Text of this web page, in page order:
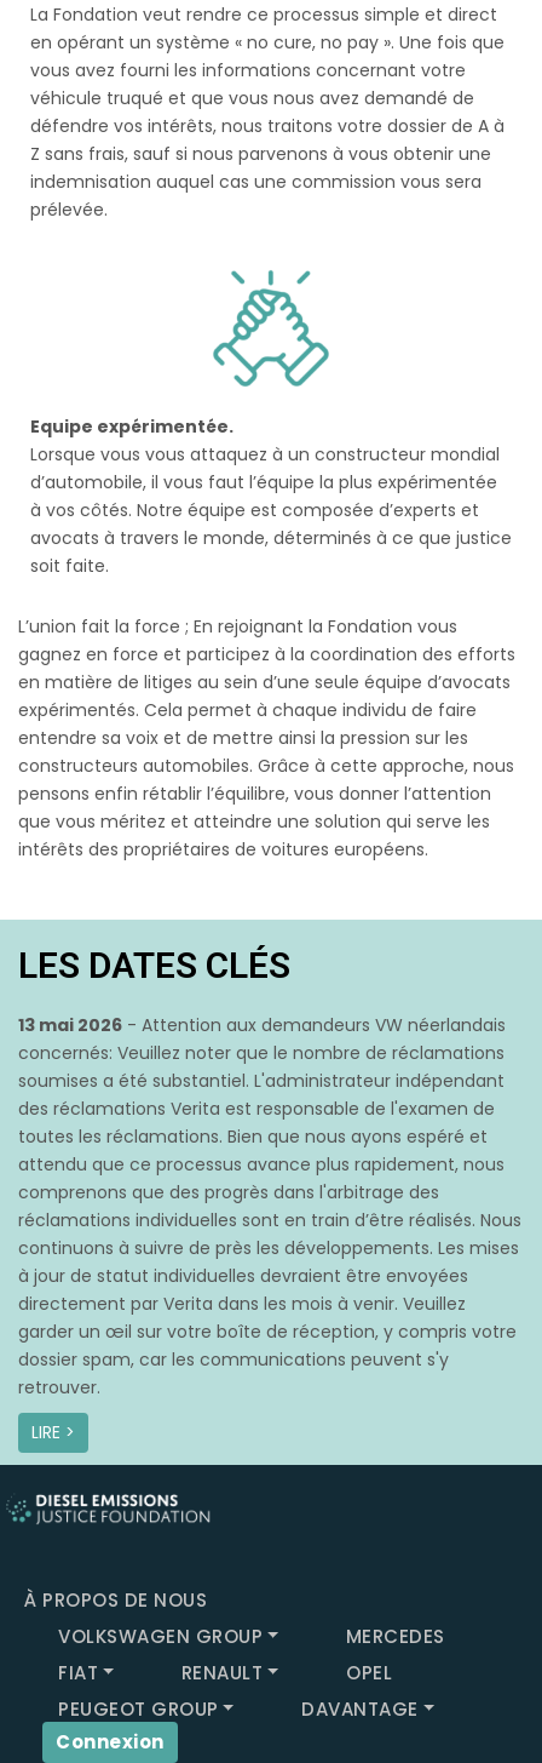
La Fondation veut rendre ce processus simple et direct
en opérant un système « no cure, no pay ». Une fois que
vous avez fourni les informations concernant votre
véhicule truqué et que vous nous avez demandé de
défendre vos intérêts, nous traitons votre dossier de A à
Z sans frais, sauf si nous parvenons à vous obtenir une
indemnisation auquel cas une commission vous sera
prélevée.
Equipe expérimentée.
Lorsque vous vous attaquez à un constructeur mondial
d’automobile, il vous faut l’équipe la plus expérimentée
à vos côtés. Notre équipe est composée d’experts et
avocats à travers le monde, déterminés à ce que justice
soit faite.
L’union fait la force ; En rejoignant la Fondation vous
gagnez en force et participez à la coordination des efforts
en matière de litiges au sein d’une seule équipe d’avocats
expérimentés. Cela permet à chaque individu de faire
entendre sa voix et de mettre ainsi la pression sur les
constructeurs automobiles. Grâce à cette approche, nous
pensons enfin rétablir l’équilibre, vous donner l’attention
que vous méritez et atteindre une solution qui serve les
intérêts des propriétaires de voitures européens.
LES DATES CLÉS
13 mai 2026 - Attention aux demandeurs VW néerlandais
concernés: Veuillez noter que le nombre de réclamations
soumises a été substantiel. L'administrateur indépendant
des réclamations Verita est responsable de l'examen de
toutes les réclamations. Bien que nous ayons espéré et
attendu que ce processus avance plus rapidement, nous
comprenons que des progrès dans l'arbitrage des
réclamations individuelles sont en train d’être réalisés. Nous
continuons à suivre de près les développements. Les mises
à jour de statut individuelles devraient être envoyées
directement par Verita dans les mois à venir. Veuillez
garder un œil sur votre boîte de réception, y compris votre
dossier spam, car les communications peuvent s'y
retrouver.
LIRE >
À PROPOS DE NOUS
VOLKSWAGEN GROUP
MERCEDES
FIAT
RENAULT
OPEL
PEUGEOT GROUP
DAVANTAGE
Connexion